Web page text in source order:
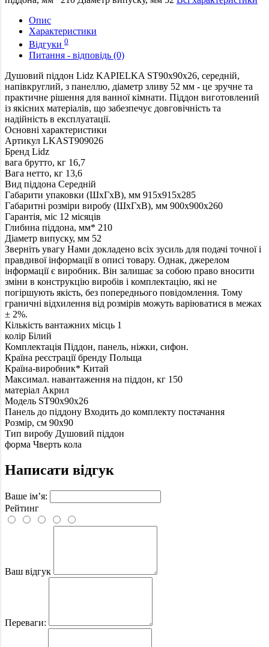
Опис
Характеристики
Відгуки 0
Питання - відповідь (0)
Душовий піддон Lidz KAPIELKA ST90x90x26, середній,
напівкруглий, з панеллю, діаметр зливу 52 мм - це зручне та
практичне рішення для ванної кімнати. Піддон виготовлений
із якісних матеріалів, що забезпечує довговічність та
надійність в експлуатації.
Основні характеристики
Артикул LKAST909026
Бренд Lidz
вага брутто, кг 16,7
Вага нетто, кг 13,6
Вид піддона Середній
Габарити упаковки (ШхГхВ), мм 915х915х285
Габаритні розміри виробу (ШхГхВ), мм 900х900х260
Гарантія, міс 12 місяців
Глибина піддона, мм* 210
Діаметр випуску, мм 52
Зверніть увагу Нами докладено всіх зусиль для подачі точної і
правдивої інформації в описі товару. Однак, джерелом
інформації є виробник. Він залишає за собою право вносити
зміни в конструкцію виробів і комплектацію, які не
погіршують якість, без попереднього повідомлення. Тому
граничні відхилення від розмірів можуть варіюватися в межах
± 2%.
Кількість вантажних місць 1
колір Білий
Комплектація Піддон, панель, ніжки, сифон.
Країна реєстрації бренду Польща
Країна-виробник* Китай
Максимал. навантаження на піддон, кг 150
матеріал Акрил
Модель ST90x90x26
Панель до піддону Входить до комплекту постачання
Розмір, см 90x90
Тип виробу Душовий піддон
форма Чверть кола
Написати відгук
Ваше ім’я:
Рейтинг
Ваш відгук
Переваги: